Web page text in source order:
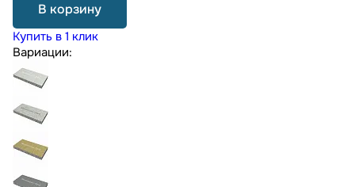
В корзину
Купить в 1 клик
Вариации: